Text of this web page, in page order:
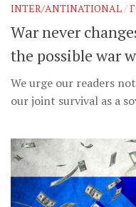
INTER/ANTINATIONAL /
War never
the possible war
We urge our readers
our joint survival as a